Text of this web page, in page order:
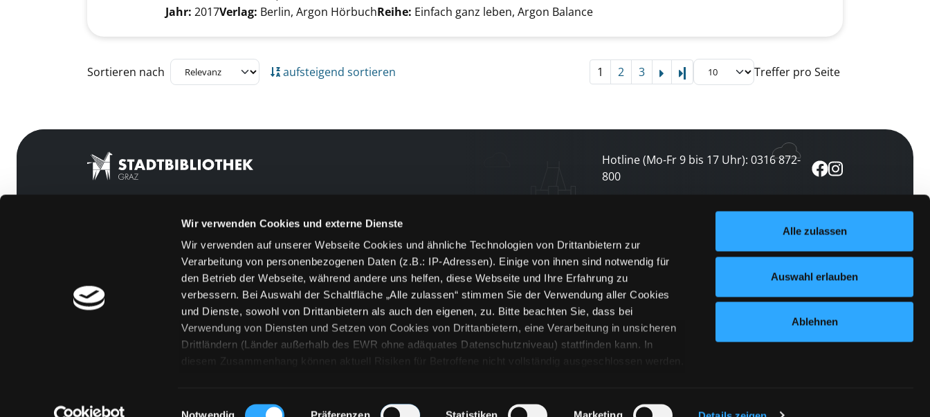
Wir verwenden Cookies und externe Dienste
Wir verwenden auf unserer Webseite Cookies und ähnliche Technologien von Drittanbietern zur
Verarbeitung von personenbezogenen Daten (z.B.: IP-Adressen). Einige von ihnen sind notwendig für
den Betrieb der Webseite, während andere uns helfen, diese Webseite und Ihre Erfahrung zu
verbessern. Bei Auswahl der Schaltfläche „Alle zulassen“ stimmen Sie der Verwendung aller Cookies
und Dienste, sowohl von Drittanbietern als auch den eigenen, zu. Bitte beachten Sie, dass bei
Verwendung von Diensten und Setzen von Cookies von Drittanbietern, eine Verarbeitung in unsicheren
Drittländern (Länder außerhalb des EWR ohne adäquates Datenschutzniveau) stattfinden kann. In
diesem Zusammenhang können aktuell Risiken für Betroffene nicht vollständig ausgeschlossen werden.
„Details zeigen“ finden Sie Erklärungen zu den verschiedenen Kategorien von Cookies und ähnlichen
Einwilligungsauswahl
Notwendig Präferenzen Statistiken Marketing
Alle zulassen
Auswahl erlauben
Ablehnen
Jahr: 2017Verlag: Berlin, Argon HörbuchReihe: Einfach ganz leben, Argon Balance
Zu den Suchfiltern springen
Sortieren nach aufsteigend sortieren 1 2 3 Letzte Seite Treffer pro Seite
Hotline (Mo-Fr 9 bis 17 Uhr): 0316 872-
800
[kju:b]
Feedback
Kontakt
Über uns
Jobs
Medienwunsch
FAQs
Newsletter abonnieren
und keine Veranstaltung verpassen
jetzt abonnieren